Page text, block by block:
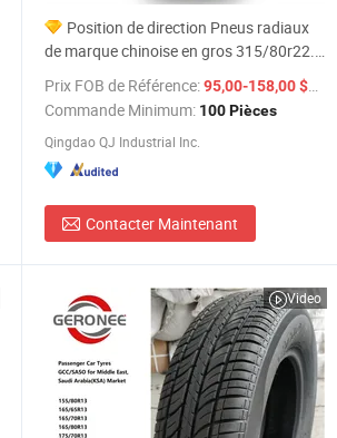
Position de direction Pneus radiaux
de marque chinoise en gros 315/80r22.5
315/70r22.5 385 65r22.5 295 80r22.5
Prix des pneus de camion
Prix FOB de Référence:95,00-158,00 $US
Commande Minimum: 100 Pièces
Qingdao QJ Industrial Inc.
Contacter Maintenant
Video